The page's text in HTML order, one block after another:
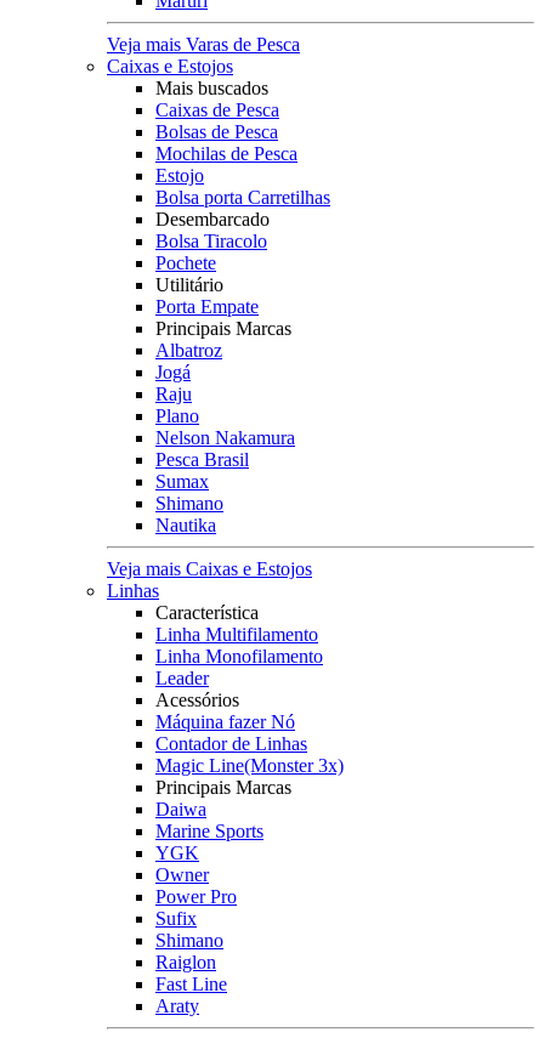
Veja mais Varas de Pesca
Caixas e Estojos
Mais buscados
Caixas de Pesca
Bolsas de Pesca
Mochilas de Pesca
Estojo
Bolsa porta Carretilhas
Desembarcado
Bolsa Tiracolo
Pochete
Utilitário
Porta Empate
Principais Marcas
Albatroz
Jogá
Raju
Plano
Nelson Nakamura
Pesca Brasil
Sumax
Shimano
Nautika
Veja mais Caixas e Estojos
Linhas
Característica
Linha Multifilamento
Linha Monofilamento
Leader
Acessórios
Máquina fazer Nó
Contador de Linhas
Magic Line(Monster 3x)
Principais Marcas
Daiwa
Marine Sports
YGK
Owner
Power Pro
Sufix
Shimano
Raiglon
Fast Line
Araty